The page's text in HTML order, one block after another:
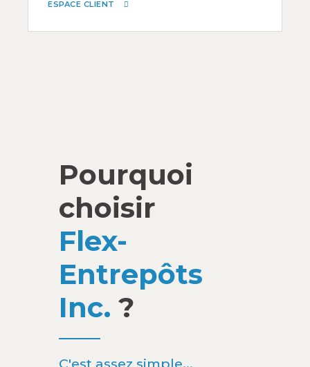
ESPACE CLIENT
Pourquoi
choisir
Flex-
Entrepôts
Inc. ?
C'est assez simple...